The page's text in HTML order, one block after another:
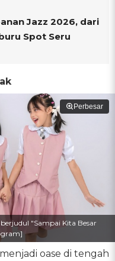
Jazz 2026, dari
Spot Seru
Perbesar
"Sampai Kita Besar
oase di tengah